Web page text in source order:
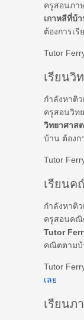
ครูสอนภา
เกาหลีที่บ้
ต้องการเ
Tutor
เรียนวิ
กำลังหาติ
ครูสอนวิท
วิทยาศาส
บ้าน ต้องก
Tutor
เรียนค
กำลังหาติ
ครูสอนคณิ
Tutor
คณิตตามบ้
Tutor
เลย
เรียนภ